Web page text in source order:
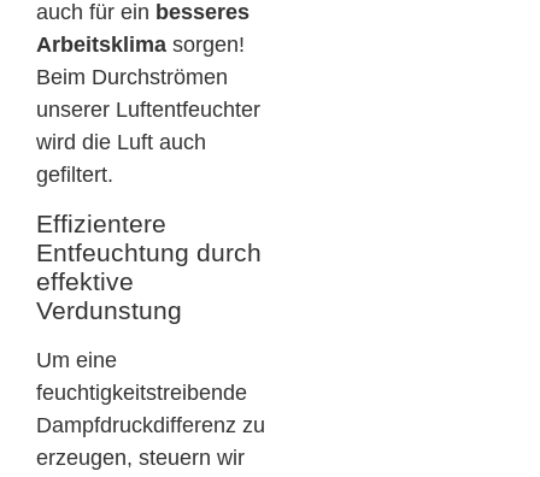
auch für ein besseres
Arbeitsklima sorgen!
Beim Durchströmen
unserer Luftentfeuchter
wird die Luft auch
gefiltert.
Effizientere
Entfeuchtung durch
effektive
Verdunstung
Um eine
feuchtigkeitstreibende
Dampfdruckdifferenz zu
erzeugen, steuern wir